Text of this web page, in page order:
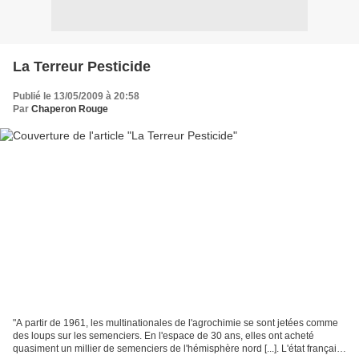
La Terreur Pesticide
Publié le 13/05/2009 à 20:58
Par Chaperon Rouge
"A partir de 1961, les multinationales de l'agrochimie se sont jetées comme
des loups sur les semenciers. En l'espace de 30 ans, elles ont acheté
quasiment un millier de semenciers de l'hémisphère nord [...]. L'état français